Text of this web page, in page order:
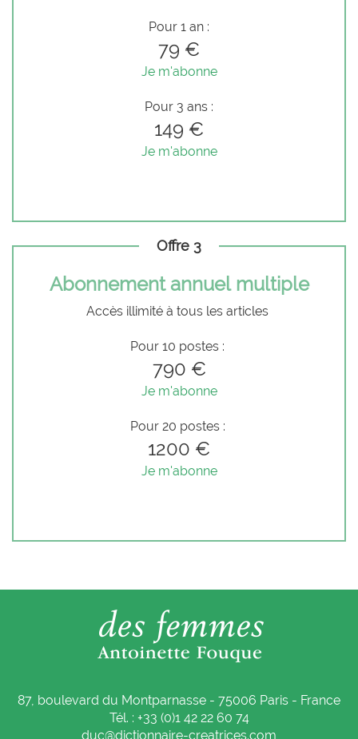
Pour 1 an :
79 €
Je m'abonne
Pour 3 ans :
149 €
Je m'abonne
Offre 3
Abonnement annuel multiple
Accès illimité à tous les articles
Pour 10 postes :
790 €
Je m'abonne
Pour 20 postes :
1200 €
Je m'abonne
87, boulevard du Montparnasse - 75006 Paris - France
Tél. : +33 (0)1 42 22 60 74
duc@dictionnaire-creatrices.com